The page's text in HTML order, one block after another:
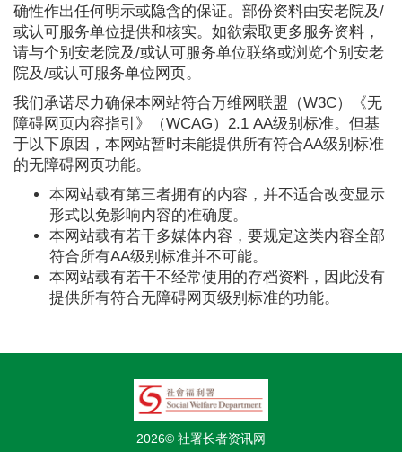
确性作出任何明示或隐含的保证。部份资料由安老院及/
或认可服务单位提供和核实。如欲索取更多服务资料，
请与个别安老院及/或认可服务单位联络或浏览个别安老
院及/或认可服务单位网页。
我们承诺尽力确保本网站符合万维网联盟（W3C）《无
障碍网页内容指引》（WCAG）2.1 AA级别标准。但基
于以下原因，本网站暂时未能提供所有符合AA级别标准
的无障碍网页功能。
本网站载有第三者拥有的内容，并不适合改变显示
形式以免影响内容的准确度。
本网站载有若干多媒体内容，要规定这类内容全部
符合所有AA级别标准并不可能。
本网站载有若干不经常使用的存档资料，因此没有
提供所有符合无障碍网页级别标准的功能。
2026© 社署长者资讯网